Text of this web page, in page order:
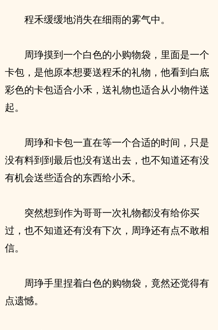
程禾缓缓地消失在细雨的雾气中。
周琤摸到一个白色的小购物袋，里面是一个
卡包，是他原本想要送程禾的礼物，他看到白底
彩色的卡包适合小禾，送礼物也适合从小物件送
起。
周琤和卡包一直在等一个合适的时间，只是
没有料到到最后也没有送出去，也不知道还有没
有机会送些适合的东西给小禾。
突然想到作为哥哥一次礼物都没有给你买
过，也不知道还有没有下次，周琤还有点不敢相
信。
周琤手里捏着白色的购物袋，竟然还觉得有
点遗憾。